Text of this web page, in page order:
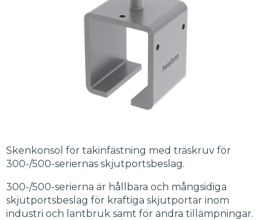
Skenkonsol för takinfästning med träskruv för
300-/500-seriernas skjutportsbeslag.
300-/500-serierna är hållbara och mångsidiga
skjutportsbeslag för kraftiga skjutportar inom
industri och lantbruk samt för andra tillämpningar.